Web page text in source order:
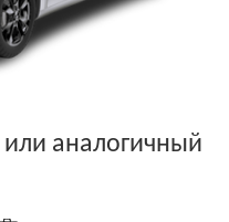
или аналогичный